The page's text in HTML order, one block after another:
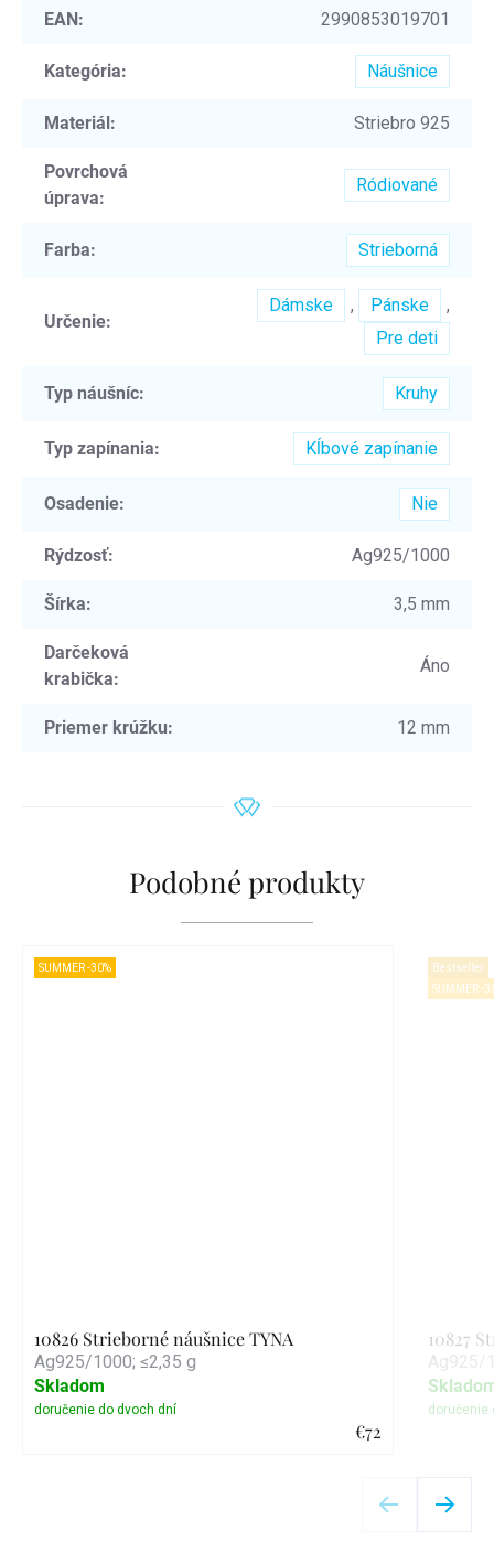
EAN: 2990853019701
Kategória: Náušnice
Materiál: Striebro 925
Povrchová
úprava:
Ródiované
Farba: Strieborná
Určenie:
Dámske , Pánske
,
Pre deti
Typ náušníc: Kruhy
Typ zapínania: Kĺbové zapínanie
Osadenie: Nie
Rýdzosť: Ag925/1000
Šírka: 3,5 mm
Darčeková
krabička:
Áno
Priemer krúžku: 12 mm
Podobné produkty
SUMMER -30%
10826 Strieborné náušnice TYNA
Ag925/1000; ≤2,35 g
€72
Skladom
Bestseller
SUMMER -
10827